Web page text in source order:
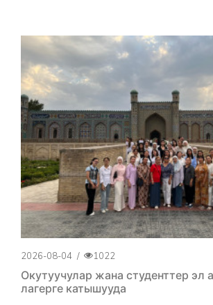
2026-08-04 / 1022
Окутуучулар жана студенттер
лагерге катышууда